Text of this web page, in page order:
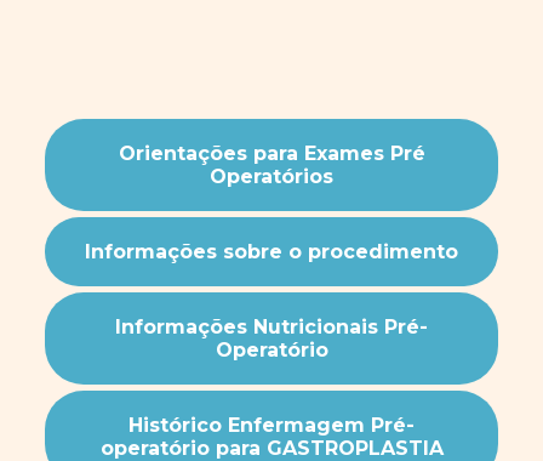
Orientações para Exames Pré
Operatórios
Informações sobre o procedimento
Informações Nutricionais Pré-
Operatório
Histórico Enfermagem Pré-
operatório para GASTROPLASTIA